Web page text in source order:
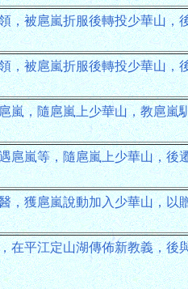
，被扈嵐折服後轉投少華山，
，被扈嵐折服後轉投少華山，
嵐，隨扈嵐上少華山，教扈嵐
扈嵐等，隨扈嵐上少華山，後
，獲扈嵐說動加入少華山，以
在平江定山湖傳佈新教義，後